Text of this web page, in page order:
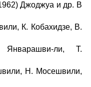
Джоджуа и др. В
К. Кобахидзе, В.
ли, Т.
Н. Мосешвили,